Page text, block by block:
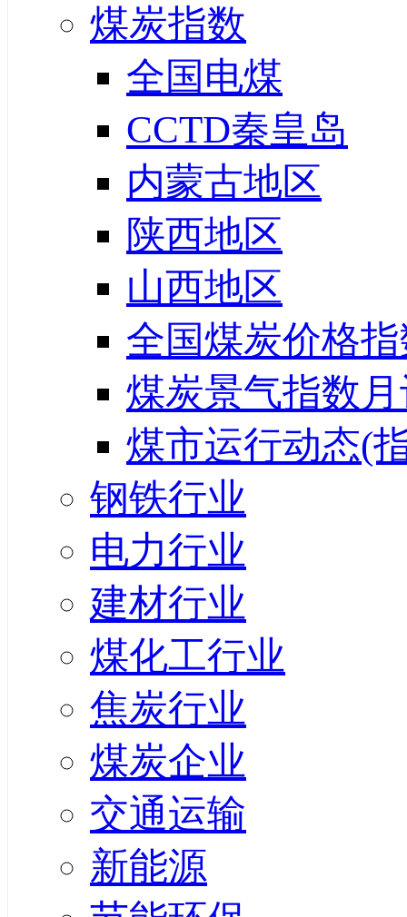
煤炭指数
全国电煤
CCTD秦皇岛
内蒙古地区
陕西地区
山西地区
全国煤炭价格
煤炭景气指数
煤市运行动态(
钢铁行业
电力行业
建材行业
煤化工行业
焦炭行业
煤炭企业
交通运输
新能源